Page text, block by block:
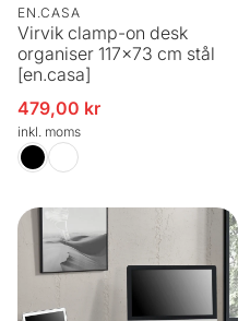
EN.CASA
Virvik clamp-on desk
organiser 117x73 cm stål
[en.casa]
Udsalgspris
479,00 kr
inkl. moms